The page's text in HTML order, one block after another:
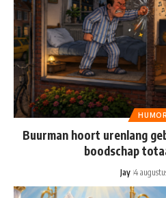
HUMOR
Buurman hoort urenlang
boodschap
Jay 4